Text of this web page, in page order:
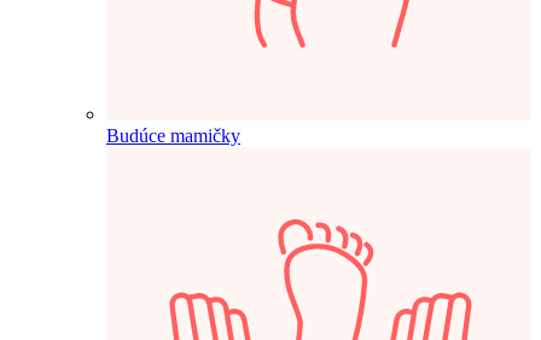
Budúce mamičky